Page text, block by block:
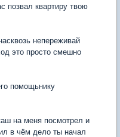
позвал квартиру твою
непереживай
это просто смешно
помощьнику
на меня посмотрел и
в чём дело ты начал